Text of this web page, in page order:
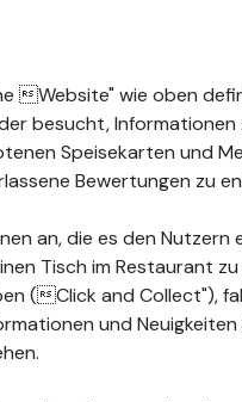
Website" wie oben
besucht, Informationen
Speisekarten und
Bewertungen zu
an, die es den Nutzern
Tisch im Restaurant
(Click and Collect"),
und Neuigkeiten